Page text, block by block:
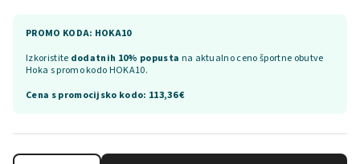
PROMO KODA: HOKA10
Izkoristite dodatnih 10% popusta na aktualno ceno športne obutve
Hoka s promo kodo HOKA10.
Cena s promocijsko kodo: 113,36 €